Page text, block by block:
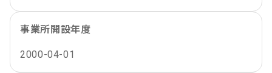
事業所開設年度
2000-04-01